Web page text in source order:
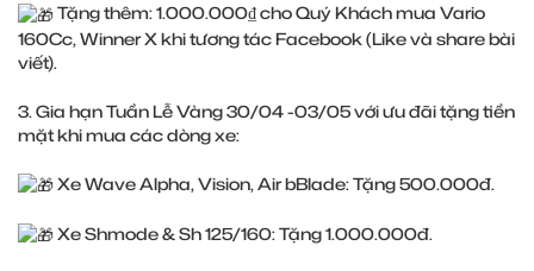
Tặng thêm: 1.000.000₫ cho Quý Khách mua Vario
160Cc, Winner X khi tương tác Facebook (Like và share bài
viết).
3. Gia hạn Tuần Lễ Vàng 30/04 -03/05 với ưu đãi tặng tiền
mặt khi mua các dòng xe:
Xe Wave Alpha, Vision, Air bBlade: Tặng 500.000đ.
Xe Shmode & Sh 125/160: Tặng 1.000.000đ.